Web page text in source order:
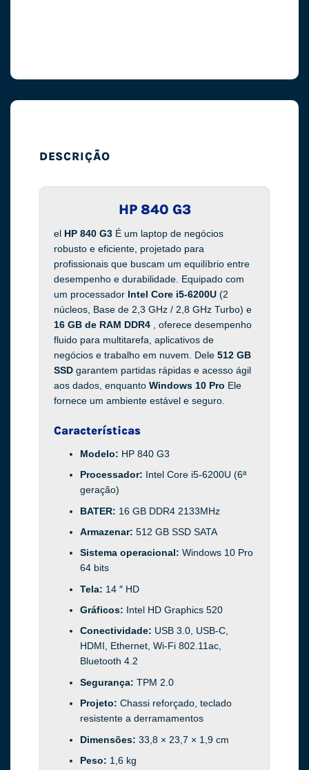
DESCRIÇÃO
HP 840 G3
el HP 840 G3 É um laptop de negócios
robusto e eficiente, projetado para
profissionais que buscam um equilíbrio entre
desempenho e durabilidade. Equipado com
um processador Intel Core i5-6200U (2
núcleos, Base de 2,3 GHz / 2,8 GHz Turbo) e
16 GB de RAM DDR4 , oferece desempenho
fluido para multitarefa, aplicativos de
negócios e trabalho em nuvem. Dele 512 GB
SSD garantem partidas rápidas e acesso ágil
aos dados, enquanto Windows 10 Pro Ele
fornece um ambiente estável e seguro.
Características
Modelo: HP 840 G3
Processador: Intel Core i5-6200U (6ª
geração)
BATER: 16 GB DDR4 2133MHz
Armazenar: 512 GB SSD SATA
Sistema operacional: Windows 10 Pro
64 bits
Tela: 14 ″ HD
Gráficos: Intel HD Graphics 520
Conectividade: USB 3.0, USB-C,
HDMI, Ethernet, Wi-Fi 802.11ac,
Bluetooth 4.2
Segurança: TPM 2.0
Projeto: Chassi reforçado, teclado
resistente a derramamentos
Dimensões: 33,8 × 23,7 × 1,9 cm
Peso: 1,6 kg